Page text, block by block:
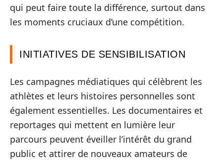
qui peut faire toute la différence, surtout dans
les moments cruciaux d’une compétition.
INITIATIVES DE SENSIBILISATION
Les campagnes médiatiques qui célèbrent les
athlètes et leurs histoires personnelles sont
également essentielles. Les documentaires et
reportages qui mettent en lumière leur
parcours peuvent éveiller l’intérêt du grand
public et attirer de nouveaux amateurs de